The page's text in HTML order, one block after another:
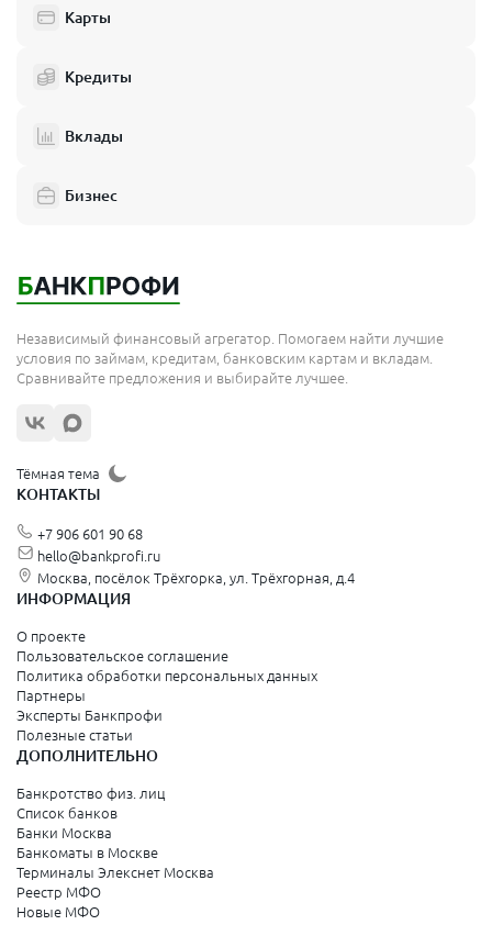
Одинцово
Электросталь
Реутов
Подольск
Королёв
Сергиев Посад
Орехово-Зуево
Щёлково
Видное
Зеленоград
Санкт-Петербург и Ленинградская область
Колпино
Санкт-Петербург
Краснодарский край
Армавир
Сочи
Карты
Кредиты
Вклады
Бизнес
Независимый финансовый агрегатор. Помогаем найти лучшие
условия по займам, кредитам, банковским картам и вкладам.
Сравнивайте предложения и выбирайте лучшее.
Тёмная тема
КОНТАКТЫ
+7 906 601 90 68
hello@bankprofi.ru
Москва, посёлок Трёхгорка, ул. Трёхгорная, д.4
ИНФОРМАЦИЯ
О проекте
Пользовательское соглашение
Политика обработки персональных данных
Партнеры
Эксперты Банкпрофи
Полезные статьи
ДОПОЛНИТЕЛЬНО
Банкротство физ. лиц
Список банков
Банки Москва
Банкоматы в Москве
Терминалы Элекснет Москва
Реестр МФО
Новые МФО